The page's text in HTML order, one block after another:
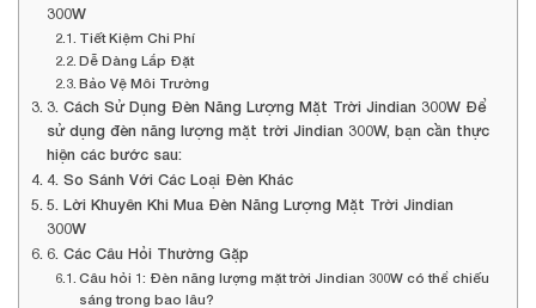
300W
Tiết Kiệm Chi Phí
Dễ Dàng Lắp Đặt
Bảo Vệ Môi Trường
3. Cách Sử Dụng Đèn Năng Lượng Mặt Trời Jindian 300W Để
sử dụng đèn năng lượng mặt trời Jindian 300W, bạn cần thực
hiện các bước sau:
4. So Sánh Với Các Loại Đèn Khác
5. Lời Khuyên Khi Mua Đèn Năng Lượng Mặt Trời Jindian
300W
6. Các Câu Hỏi Thường Gặp
Câu hỏi 1: Đèn năng lượng mặt trời Jindian 300W có thể chiếu
sáng trong bao lâu?